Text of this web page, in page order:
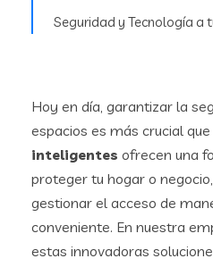
Seguridad y Tecnología a
Hoy en día, garantizar la
espacios es más crucial que
inteligentes ofrecen una
proteger tu hogar o
gestionar el acceso de
conveniente. En nuestra
estas innovadoras